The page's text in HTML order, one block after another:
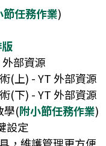
節任務作業)
部資源
(上) - YT 外部資源
(下) - YT 外部資源
學(附小節任務作業)
設定